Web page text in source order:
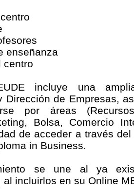
enseñanza
centro
incluye una
Dirección de Empresas,
por áreas
Bolsa, Comercio
de acceder a través
in Business.
se une al ya
al incluirlos en su Online